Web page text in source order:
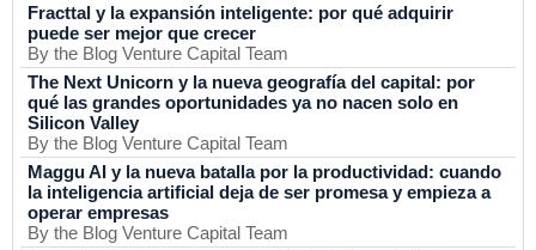
Fracttal y la expansión inteligente: por qué adquirir
puede ser mejor que crecer
By the Blog Venture Capital Team
The Next Unicorn y la nueva geografía del capital: por
qué las grandes oportunidades ya no nacen solo en
Silicon Valley
By the Blog Venture Capital Team
Maggu AI y la nueva batalla por la productividad: cuando
la inteligencia artificial deja de ser promesa y empieza a
operar empresas
By the Blog Venture Capital Team